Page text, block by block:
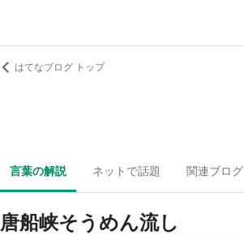
はてなブログ トップ
言葉の解説 ネットで話題 関連ブログ
唐船峡そうめん流し